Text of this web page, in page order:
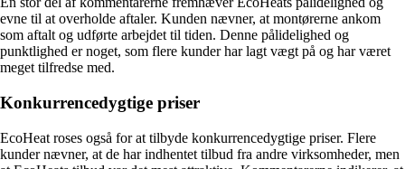
evne til at overholde aftaler. Kunden nævner, at montørerne ankom
som aftalt og udførte arbejdet til tiden. Denne pålidelighed og
punktlighed er noget, som flere kunder har lagt vægt på og har været
meget tilfredse med.
Konkurrencedygtige priser
EcoHeat roses også for at tilbyde konkurrencedygtige priser. Flere
kunder nævner, at de har indhentet tilbud fra andre virksomheder, men